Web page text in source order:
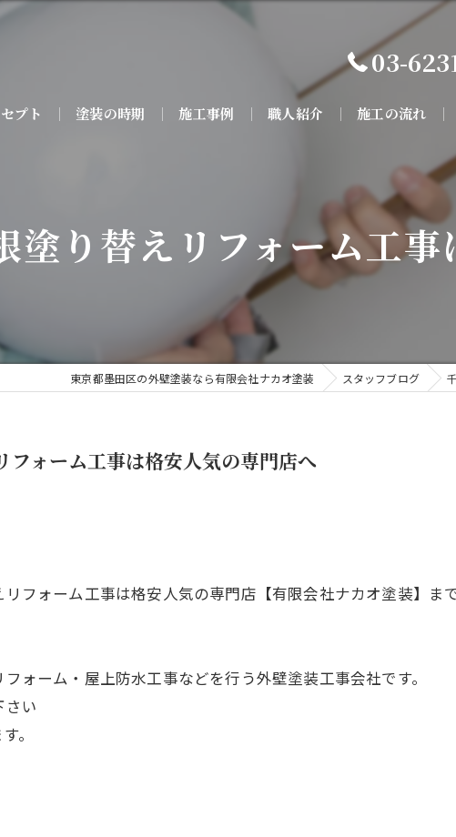
03-
プト 塗装の時期 施工事例 職人紹介 施工の流れ
塗り替えリフォーム工
東京都墨田区の外壁塗装なら有限会社ナカオ塗装 スタッフブログ
フォーム工事は格安人気の専門店へ
フォーム工事は格安人気の専門店【有限会社ナカオ塗装】ま
ォーム・屋上防水工事などを行う外壁塗装工事会社です。
さい
。